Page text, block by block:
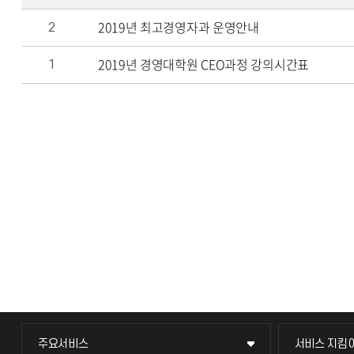
2 2019년 최고경영자과 운영안내
1 2019년 경영대학원 CEO과정 강의시간표
주요서비스
주요서비스 서비스 지킴
서비스 지킴이